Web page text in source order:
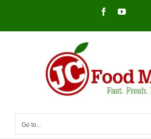
content
FacebookYouTube
Go to...